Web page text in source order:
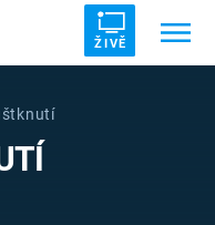
ŽIVĚ
SVĚTOVÁ VÁLKA